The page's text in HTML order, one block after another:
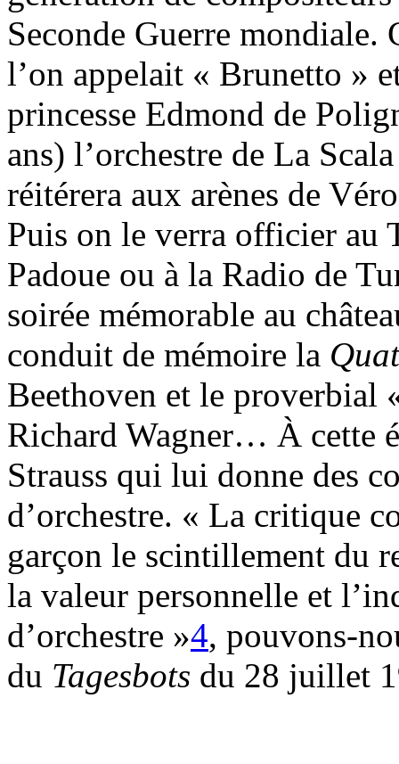
Seconde Guerre mondiale.
l’on appelait « Brunetto »
princesse Edmond de
ans) l’orchestre de La
réitérera aux arènes de
Puis on le verra officier au
Padoue ou à la Radio de
soirée mémorable au
conduit de mémoire la
Beethoven et le proverbial
Richard Wagner… À cette
Strauss qui lui donne des
d’orchestre. « La critique
garçon le scintillement du
la valeur personnelle et
d’orchestre »4, pouvons-
du Tagesbots du 28 juillet